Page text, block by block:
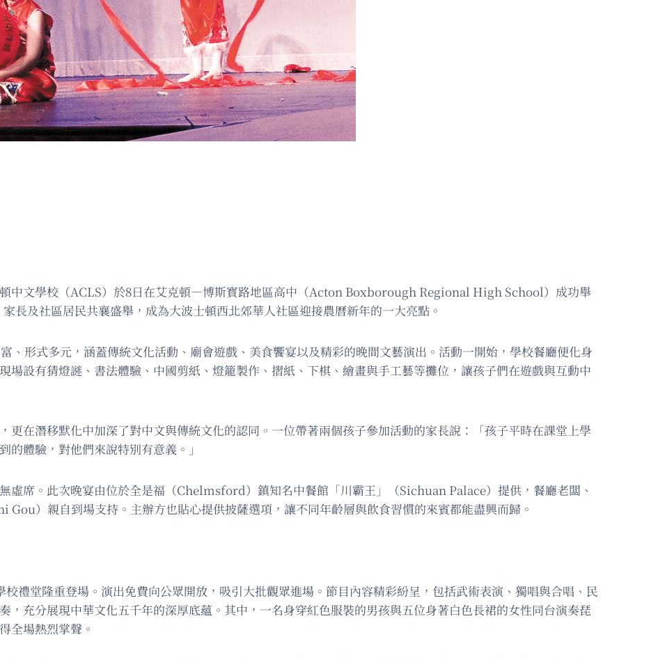
中文學校（ACLS）於8日在艾克頓—博斯寳路地區高中（Acton Boxborough Regional High School）成功舉
長及社區居民共襄盛舉，成為大波士頓西北郊華人社區迎接農曆新年的一大亮點。
、形式多元，涵蓋傳統文化活動、廟會遊戲、美食饗宴以及精彩的晚間文藝演出。活動一開始，學校餐廳便化身
場設有猜燈謎、書法體驗、中國剪紙、燈籠製作、摺紙、下棋、繪畫與手工藝等攤位，讓孩子們在遊戲與互動中
更在潛移默化中加深了對中文與傳統文化的認同。一位帶著兩個孩子參加活動的家長說：「孩子平時在課堂上學
體驗，對他們來說特別有意義。」
虛席。此次晚宴由位於全是福（Chelmsford）鎮知名中餐館「川霸王」（Sichuan Palace）提供，餐廳老闆、
Gou）親自到場支持。主辦方也貼心提供披薩選項，讓不同年齡層與飲食習慣的來賓都能盡興而歸。
禮堂隆重登場。演出免費向公眾開放，吸引大批觀眾進場。節目內容精彩紛呈，包括武術表演、獨唱與合唱、民
，充分展現中華文化五千年的深厚底蘊。其中，一名身穿紅色服裝的男孩與五位身著白色長裙的女性同台演奏琵
全場熱烈掌聲。